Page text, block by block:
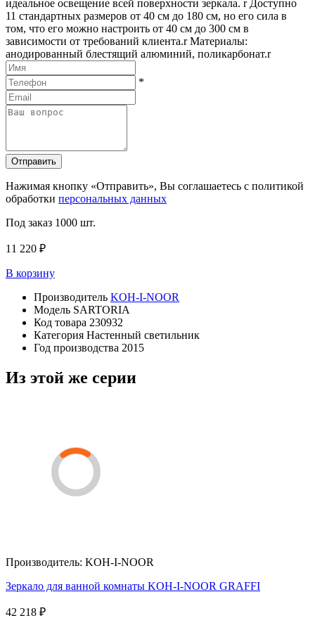
идеальное освещение всей поверхности зеркала. r Доступно
11 стандартных размеров от 40 см до 180 см, но его сила в
том, что его можно настроить от 40 см до 300 см в
зависимости от требований клиента.r Материалы:
анодированный блестящий алюминий, поликарбонат.r
*
Отправить
Нажимая кнопку «Отправить», Вы соглашаетесь с политикой
обработки персональных данных
Под заказ 1000 шт.
11 220 ₽
В корзину
Производитель KOH-I-NOOR
Модель SARTORIA
Код товара 230932
Категория Настенный светильник
Год производства 2015
Из этой же серии
Производитель: KOH-I-NOOR
Зеркало для ванной комнаты KOH-I-NOOR GRAFFI
42 218 ₽